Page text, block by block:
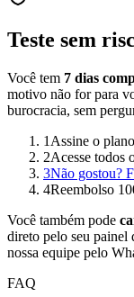
Teste sem
Você tem 7 dias
motivo não for para
burocracia, sem
1 Assine o
2Acesse todos
3Não gostou?
4Reembolso
Você também pode
direto pelo seu painel
nossa equipe pelo
FAQ